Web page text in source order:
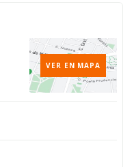
VER EN MAPA